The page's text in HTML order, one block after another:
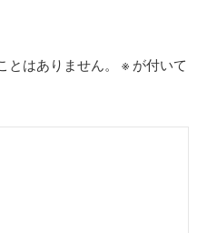
はありません。 ※ が付いて